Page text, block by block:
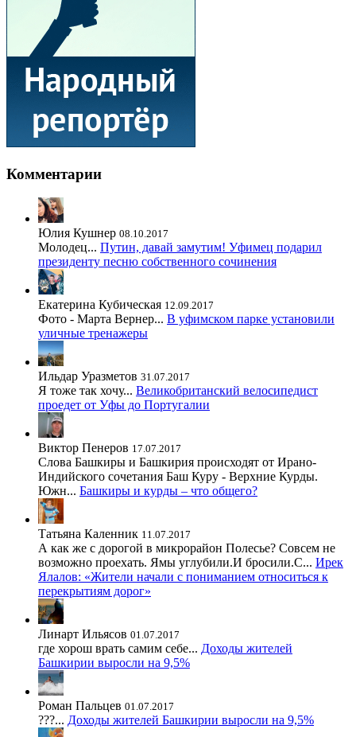
Комментарии
Юлия Кушнер 08.10.2017
Молодец... Путин, давай замутим! Уфимец подарил
президенту песню собственного сочинения
Екатерина Кубическая 12.09.2017
Фото - Марта Вернер... В уфимском парке установили
уличные тренажеры
Ильдар Уразметов 31.07.2017
Я тоже так хочу... Великобританский велосипедист
проедет от Уфы до Португалии
Виктор Пенеров 17.07.2017
Слова Башкиры и Башкирия происходят от Ирано-
Индийского сочетания Баш Куру - Верхние Курды.
Южн... Башкиры и курды – что общего?
Татьяна Каленник 11.07.2017
А как же с дорогой в микрорайон Полесье? Совсем не
возможно проехать. Ямы углубили.И бросили.С... Ирек
Ялалов: «Жители начали с пониманием относиться к
перекрытиям дорог»
Линарт Ильясов 01.07.2017
где хорош врать самим себе... Доходы жителей
Башкирии выросли на 9,5%
Роман Пальцев 01.07.2017
???... Доходы жителей Башкирии выросли на 9,5%